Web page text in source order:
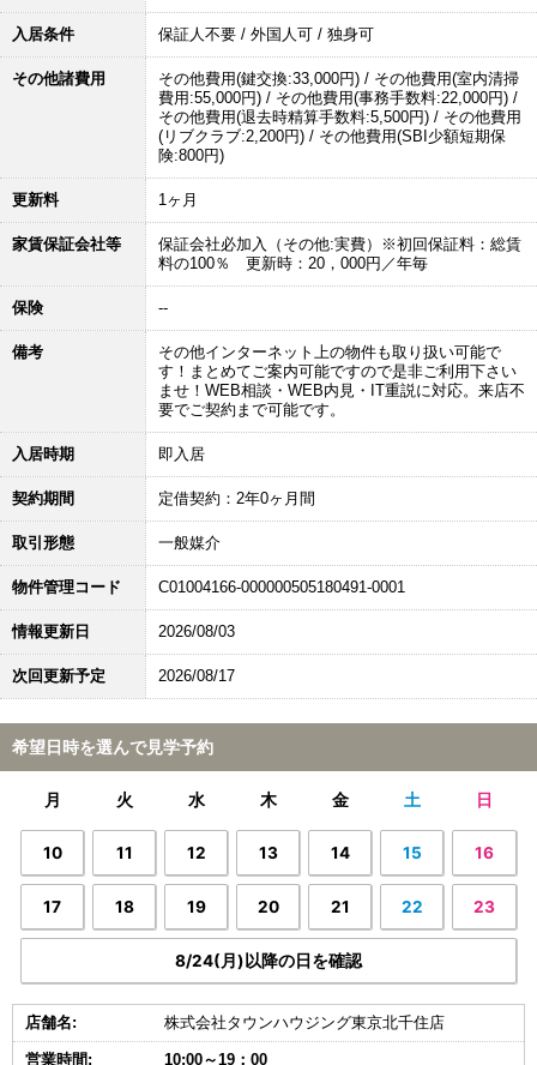
入居条件 保証人不要 / 外国人可 / 独身可
その他諸費用
その他費用(鍵交換:33,000円) / その他費用(室内清掃
費用:55,000円) / その他費用(事務手数料:22,000円) /
その他費用(退去時精算手数料:5,500円) / その他費用
(リブクラブ:2,200円) / その他費用(SBI少額短期保
険:800円)
更新料 1ヶ月
家賃保証会社等
保証会社必加入（その他:実費）※初回保証料：総賃
料の100％ 更新時：20，000円／年毎
保険 --
備考
その他インターネット上の物件も取り扱い可能で
す！まとめてご案内可能ですので是非ご利用下さい
ませ！WEB相談・WEB内見・IT重説に対応。来店不
要でご契約まで可能です。
入居時期 即入居
契約期間 定借契約：2年0ヶ月間
取引形態 一般媒介
物件管理コード C01004166-000000505180491-0001
情報更新日 2026/08/03
次回更新予定 2026/08/17
希望日時を選んで見学予約
月 火 水 木 金 土 日
10 11 12 13 14 15 16
17 18 19 20 21 22 23
8/24(月)以降の日を確認
店舗名: 株式会社タウンハウジング東京北千住店
営業時間: 10:00～19：00